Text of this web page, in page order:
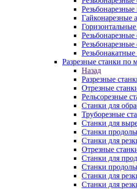
Гайконарезные
Резьбонакатные
Разрезные станки по
Назад
Разрезные
Отрезные
Рельсорезные
Станки для
Труборезные
Станки для
Станки
Станки для
Отрезные
Станки для
Станки
Станки для
Станки для